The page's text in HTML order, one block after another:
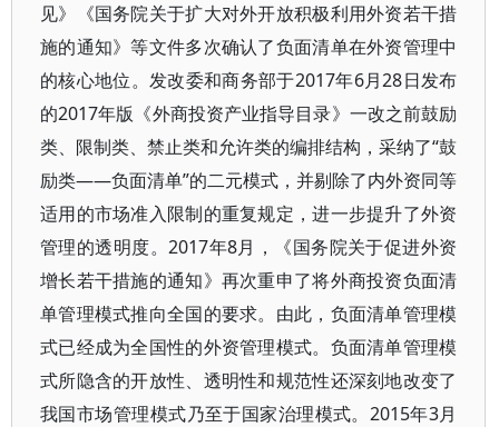
见》《国务院关于扩大对外开放积极利用外资若干措
施的通知》等文件多次确认了负面清单在外资管理中
的核心地位。发改委和商务部于2017年6月28日发布
的2017年版《外商投资产业指导目录》一改之前鼓励
类、限制类、禁止类和允许类的编排结构，采纳了“鼓
励类——负面清单”的二元模式，并剔除了内外资同等
适用的市场准入限制的重复规定，进一步提升了外资
管理的透明度。2017年8月，《国务院关于促进外资
增长若干措施的通知》再次重申了将外商投资负面清
单管理模式推向全国的要求。由此，负面清单管理模
式已经成为全国性的外资管理模式。负面清单管理模
式所隐含的开放性、透明性和规范性还深刻地改变了
我国市场管理模式乃至于国家治理模式。2015年3月